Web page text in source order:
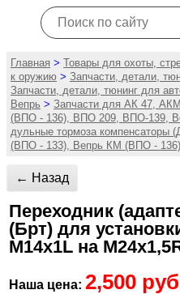
Главная > Товары для охоты,
к оружию > Запчасти, детали,
Запчасти, детали, тюнинг для
Вепрь > Запчасти для АК 47,
(ВПО - 136), ВПО 209, ВПО-139,
дульные тормоза
(ВПО - 133), Вепрь КМ (ВПО -
← Назад
Переходник
(Брт) для
M14x1L на
Наша цена: 2,500